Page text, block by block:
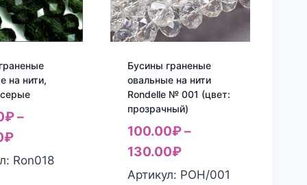
на нити,
₽–
₽
Ron018
Бусины граненые
овальные на нити
Rondelle № 001 (цвет:
прозрачный)
100.00₽–
130.00₽
Артикул: РОН/001